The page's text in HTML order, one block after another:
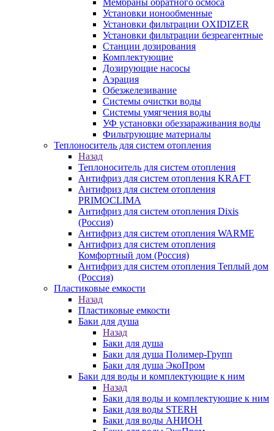
Мембраны обратного осмоса
Установки ионообменные
Установки фильтрации OXIDIZER
Установки фильтрации безреагентные
Станции дозирования
Комплектующие
Дозирующие насосы
Аэрация
Обезжелезивание
Системы очистки воды
Системы умягчения воды
УФ установки обеззараживания воды
Фильтрующие материалы
Теплоноситель для систем отопления
Назад
Теплоноситель для систем отопления
Антифриз для систем отопления KRAFT
Антифриз для систем отопления
PRIMOCLIMA
Антифриз для систем отопления Dixis
(Россия)
Антифриз для систем отопления WARME
Антифриз для систем отопления
Комфортный дом (Россия)
Антифриз для систем отопления Теплый дом
(Россия)
Пластиковые емкости
Назад
Пластиковые емкости
Баки для душа
Назад
Баки для душа
Баки для душа Полимер-Групп
Баки для душа ЭкоПром
Баки для воды и комплектующие к ним
Назад
Баки для воды и комплектующие к ним
Баки для воды STERH
Баки для воды АНИОН